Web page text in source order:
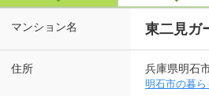
マンション名 東二見ガ
住所 兵庫県明石
明石市の暮